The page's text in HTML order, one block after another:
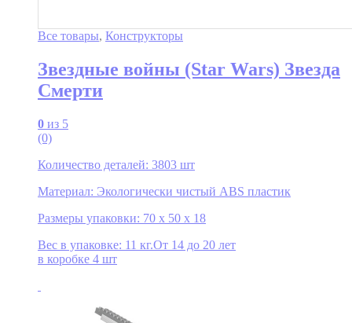
Все товары, Конструкторы
Звездные войны (Star Wars) Звезда
Смерти
0 из 5
(0)
Количество деталей: 3803 шт
Материал: Экологически чистый ABS пластик
Размеры упаковки: 70 x 50 x 18
Вес в упаковке: 11 кг.От 14 до 20 лет
в коробке 4 шт